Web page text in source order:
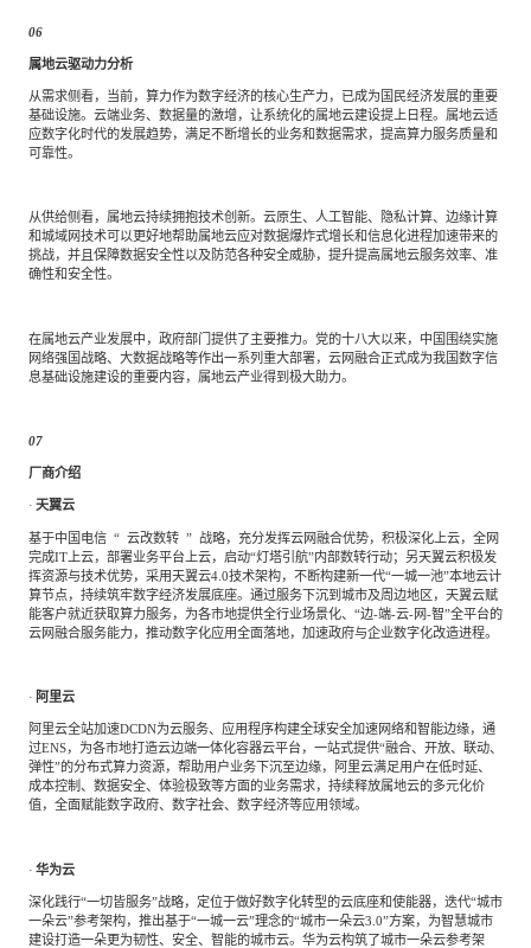
06
属地云驱动力分析
从需求侧看，当前，算力作为数字经济的核心生产力，已成为国民经济发展的重要
基础设施。云端业务、数据量的激增，让系统化的属地云建设提上日程。属地云适
应数字化时代的发展趋势，满足不断增长的业务和数据需求，提高算力服务质量和
可靠性。
从供给侧看，属地云持续拥抱技术创新。云原生、人工智能、隐私计算、边缘计算
和城域网技术可以更好地帮助属地云应对数据爆炸式增长和信息化进程加速带来的
挑战，并且保障数据安全性以及防范各种安全威胁，提升提高属地云服务效率、准
确性和安全性。
在属地云产业发展中，政府部门提供了主要推力。党的十八大以来，中国围绕实施
网络强国战略、大数据战略等作出一系列重大部署，云网融合正式成为我国数字信
息基础设施建设的重要内容，属地云产业得到极大助力。
07
厂商介绍
· 天翼云
基于中国电信 “ 云改数转 ” 战略，充分发挥云网融合优势，积极深化上云，全网
完成IT上云，部署业务平台上云，启动“灯塔引航”内部数转行动；另天翼云积极发
挥资源与技术优势，采用天翼云4.0技术架构，不断构建新一代“一城一池”本地云计
算节点，持续筑牢数字经济发展底座。通过服务下沉到城市及周边地区，天翼云赋
能客户就近获取算力服务，为各市地提供全行业场景化、“边-端-云-网-智”全平台的
云网融合服务能力，推动数字化应用全面落地，加速政府与企业数字化改造进程。
· 阿里云
阿里云全站加速DCDN为云服务、应用程序构建全球安全加速网络和智能边缘，通
过ENS，为各市地打造云边端一体化容器云平台，一站式提供“融合、开放、联动、
弹性”的分布式算力资源，帮助用户业务下沉至边缘，阿里云满足用户在低时延、
成本控制、数据安全、体验极致等方面的业务需求，持续释放属地云的多元化价
值，全面赋能数字政府、数字社会、数字经济等应用领域。
· 华为云
深化践行“一切皆服务”战略，定位于做好数字化转型的云底座和使能器，迭代“城市
一朵云”参考架构，推出基于“一城一云”理念的“城市一朵云3.0”方案，为智慧城市
建设打造一朵更为韧性、安全、智能的城市云。华为云构筑了城市一朵云参考架